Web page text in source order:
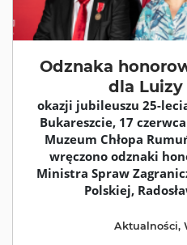
Odznaka
dla Luizy
okazji jubileuszu 25-
Bukareszcie, 17
Muzeum Chłopa
wręczono odznaki
Ministra Spraw
Polskiej,
Aktualności,